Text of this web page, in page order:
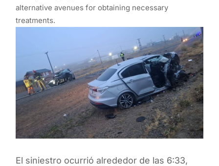
alternative avenues for obtaining necessary
treatments.
El siniestro ocurrió alrededor de las 6:33,